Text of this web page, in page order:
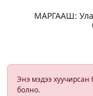
МАРГААШ:
Энэ мэдээ
болно.